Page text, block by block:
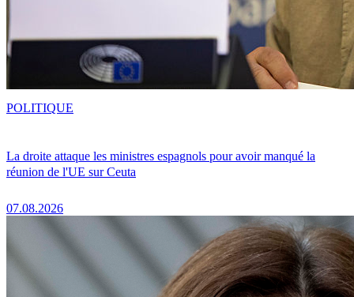
La droite attaque les ministres espagnols pour avoir manqué la
réunion de l'UE sur Ceuta
07.08.2026
POLITIQUE